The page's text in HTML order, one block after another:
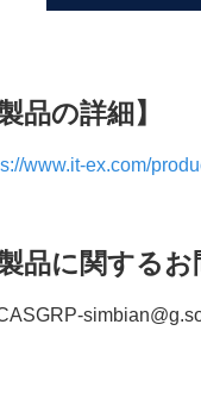
製品の詳細】
www.it-ex.com/
製品に関するお